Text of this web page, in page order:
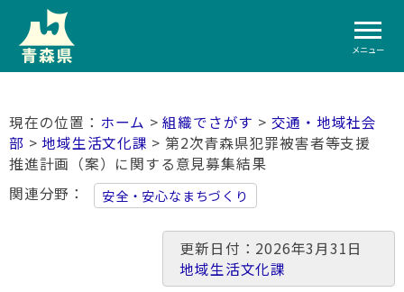
メニュー
ホーム >組織でさがす > 交通・地域社会
部 >地域生活文化課 > 第2次青森県犯罪被害者等支援
推進計画（案）に関する意見募集結果
関連分野
安全・安心なまちづくり
更新日付：2026年3月31日
地域生活文化課